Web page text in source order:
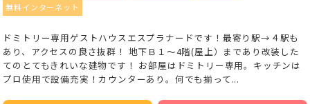
無料インターネット
ドミトリー専用ゲストハウスエスプラナードです！最寄り駅→４駅も
あり、アクセスの良さ抜群！ 地下Ｂ１〜4階(屋上）まであり改装した
てのとてもきれいな建物です！ お部屋はドミトリー専用。キッチンは
プロ使用で設備充実！カウンターあり。何でも揃って...